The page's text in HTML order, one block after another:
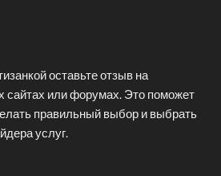
оставьте отзыв на
сайтах или форумах. Это поможет
правильный выбор и выбрать
услуг.